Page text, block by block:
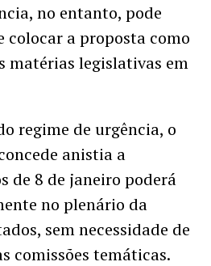
no entanto, pode
colocar a proposta como
matérias legislativas em
regime de urgência, o
anistia a
de 8 de janeiro poderá
no plenário da
sem necessidade de
comissões temáticas.